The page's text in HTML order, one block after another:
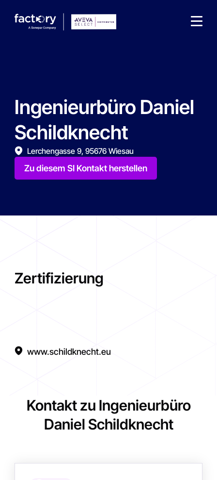
Wonach suchst du ?
Ingenieurbüro Daniel
Schildknecht
Lerchengasse 9, 95676 Wiesau
Zu diesem SI Kontakt herstellen
Zertifizierung
www.schildknecht.eu
Kontakt zu Ingenieurbüro
Daniel Schildknecht